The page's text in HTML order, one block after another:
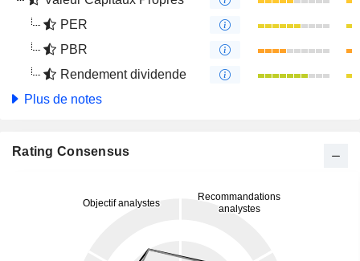
PER
PBR
Rendement dividende
Plus de notes
Rating Consensus